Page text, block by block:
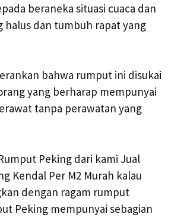
beraneka situasi cuaca dan
halus dan tumbuh rapat yang
bahwa rumput ini disukai
yang berharap mempunyai
tanpa perawatan yang
Peking dari kami Jual
Kendal Per M2 Murah kalau
dengan ragam rumput
Peking mempunyai sebagian